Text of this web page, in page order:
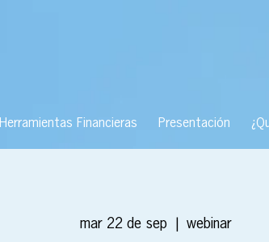
Herramientas Financieras Presentación
mar 22 de sep webinar